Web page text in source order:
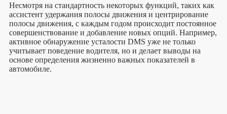
Несмотря на стандартность некоторых функций, таких как
ассистент удержания полосы движения и центрирование
полосы движения, с каждым годом происходит постоянное
совершенствование и добавление новых опций. Например,
активное обнаружение усталости DMS уже не только
учитывает поведение водителя, но и делает выводы на
основе определения жизненно важных показателей в
автомобиле.